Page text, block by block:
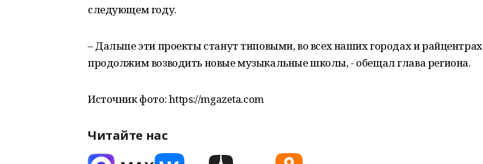
следующем году.
– Дальше эти проекты станут типовыми, во всех наших городах и райцентрах
продолжим возводить новые музыкальные школы, - обещал глава региона.
Источник фото: https://mgazeta.com
Читайте нас